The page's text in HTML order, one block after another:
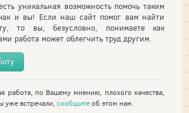
уникальная возможность помочь таким
и вы! Если наш сайт помог вам найти
то вы, безусловно, понимаете как
работа может облегчить труд другим.
работа, по Вашему мнению, плохого качества,
уже встречали,сообщитеоб этом нам.